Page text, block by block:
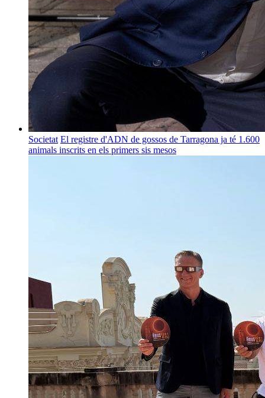
Societat El registre d'ADN de gossos de Tarragona ja té 1.600
animals inscrits en els primers sis mesos